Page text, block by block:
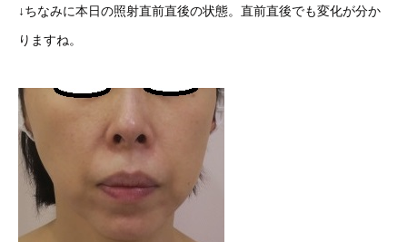
↓ちなみに本日の照射直前直後の状態。直前直後でも変化が分か
りますね。